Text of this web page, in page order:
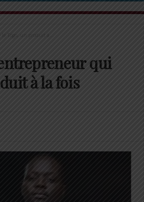
Togo, un produit à...
qui
à la fois